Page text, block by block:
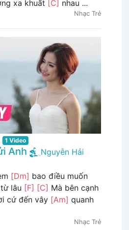
xa khuất [C] nhau ...
Nhạc Trẻ
1 Video
Anh
Nguyễn Hải
[Dm] bao điều muốn
lâu [F] [C] Mà bên cạnh
cứ đến vây [Am] quanh
Nhạc Trẻ